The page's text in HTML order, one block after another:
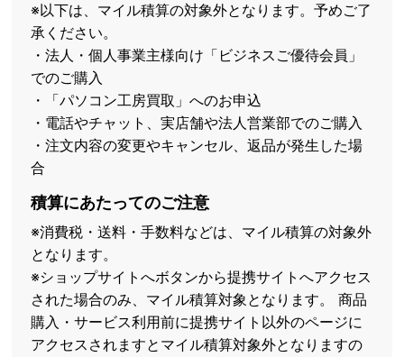
※以下は、マイル積算の対象外となります。予めご了
承ください。
・法人・個人事業主様向け「ビジネスご優待会員」
でのご購入
・「パソコン工房買取」へのお申込
・電話やチャット、実店舗や法人営業部でのご購入
・注文内容の変更やキャンセル、返品が発生した場
合
積算にあたってのご注意
※消費税・送料・手数料などは、マイル積算の対象外
となります。
※ショップサイトへボタンから提携サイトへアクセス
された場合のみ、マイル積算対象となります。 商品
購入・サービス利用前に提携サイト以外のページに
アクセスされますとマイル積算対象外となりますの